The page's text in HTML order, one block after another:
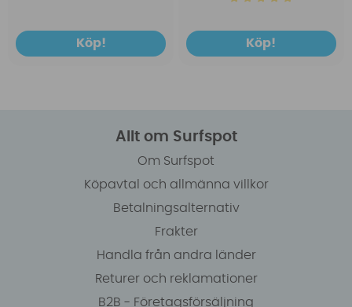
Köp! Köp!
Allt om Surfspot
Om Surfspot
Köpavtal och allmänna villkor
Betalningsalternativ
Frakter
Handla från andra länder
Returer och reklamationer
B2B - Företagsförsäljning